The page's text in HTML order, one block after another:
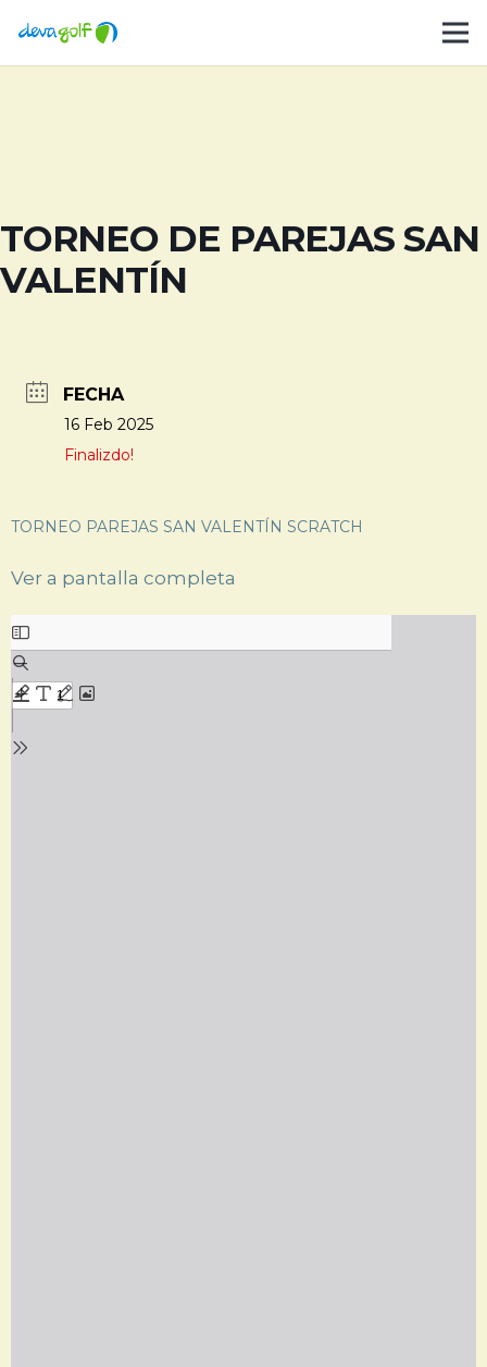
TORNEO DE PAREJAS SAN
VALENTÍN
FECHA
16 Feb 2025
Finalizdo!
TORNEO PAREJAS SAN VALENTÍN SCRATCH
Ver a pantalla completa